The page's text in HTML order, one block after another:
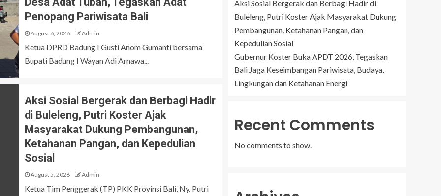
Penopang Pariwisata Bali
August 6, 2026 Admin
Ketua DPRD Badung I Gusti Anom Gumanti bersama
Bupati Badung I Wayan Adi Arnawa...
Aksi Sosial Bergerak dan Berbagi Hadir
di Buleleng, Putri Koster Ajak
Masyarakat Dukung Pembangunan,
Ketahanan Pangan, dan Kepedulian
Sosial
August 5, 2026 Admin
Ketua Tim Penggerak (TP) PKK Provinsi Bali, Ny. Putri
Aksi Sosial Bergerak dan Berbagi Hadir di
Buleleng, Putri Koster Ajak Masyarakat Dukung
Pembangunan, Ketahanan Pangan, dan
Kepedulian Sosial
Gubernur Koster Buka APDT 2026, Tegaskan
Bali Jaga Keseimbangan Pariwisata, Budaya,
Lingkungan dan Ketahanan Energi
Recent Comments
No comments to show.